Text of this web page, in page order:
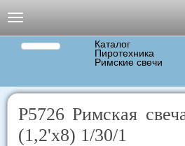
Навигация
Каталог
Пиротехника
Римские свечи
Р5726 Римская
(1,2'х8) 1/30/1